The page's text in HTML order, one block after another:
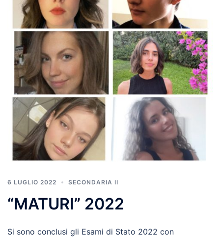
6 LUGLIO 2022 SECONDARIA II
“MATURI” 2022
Si sono conclusi gli Esami di Stato 2022 con